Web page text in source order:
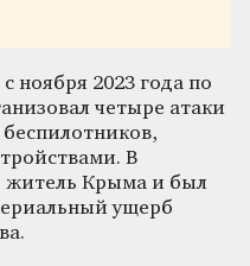
ноября 2023 года по
четыре атаки
В
житель Крыма и был
ущерб